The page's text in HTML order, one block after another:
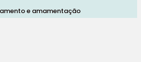
e amamentação